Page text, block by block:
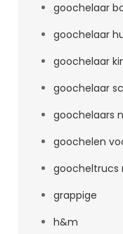
goochelaar
goochelaar
goochelaar
goochelaar
goochelaars
goochelen
goocheltrucs
grappige
h&m